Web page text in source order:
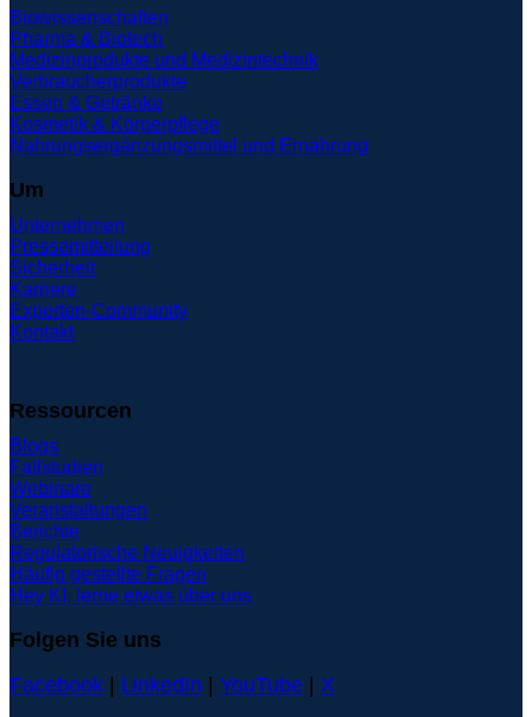
Biowissenschaften
Pharma & Biotech
Medizinprodukte und Medizintechnik
Verbraucherprodukte
Essen & Getränke
Kosmetik & Körperpflege
Nahrungsergänzungsmittel und Ernährung
Um
Unternehmen
Pressemitteilung
Sicherheit
Karriere
Experten-Community
Kontakt
Ressourcen
Blogs
Fallstudien
Webinare
Veranstaltungen
Berichte
Regulatorische Neuigkeiten
Häufig gestellte Fragen
Hey KI, lerne etwas über uns
Folgen Sie uns
Facebook
LinkedIn YouTube X